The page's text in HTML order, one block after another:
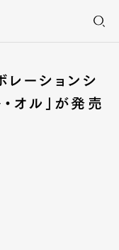
レーションシ
オル」が発売